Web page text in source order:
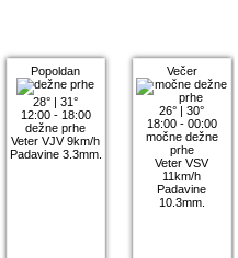
Popoldan
28° |31°
12:00 - 18:00
dežne prhe
Veter VJV 9km/h
Padavine 3.3mm.
Večer
26° |30°
18:00 - 00:00
močne dežne
prhe
Veter VSV
11km/h
Padavine
10.3mm.